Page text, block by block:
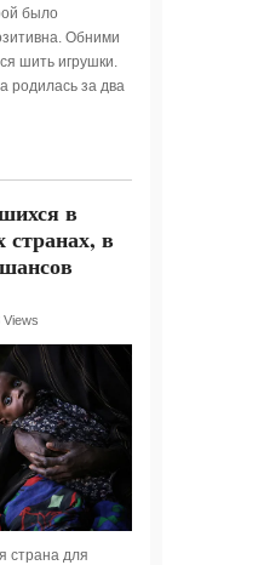
было
Обними
шить игрушки.
родилась за два
в
странах, в
Views
страна для